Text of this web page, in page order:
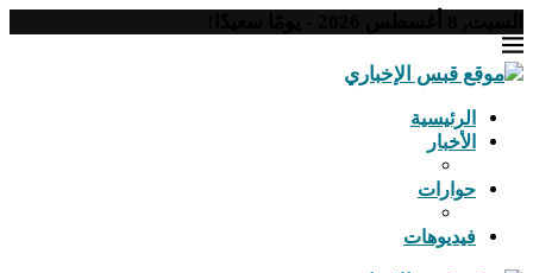
الرئيسية
الأخبار
حوارات
فيديوهات